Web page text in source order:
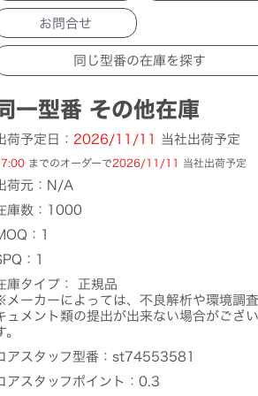
お問合せ
一型番 その他在庫
荷予定日： 2026/11/11 当社出荷予定
までのオーダーで2026/11/11 当社出荷予定
荷元：N/A
庫数：1000
：1
：1
庫タイプ： 正規品
ーカーによっては、不良解析や環境調
ュメント類の提出が出来ない場合がござ
。
アスタッフ型番：st74553581
アスタッフポイント：0.3